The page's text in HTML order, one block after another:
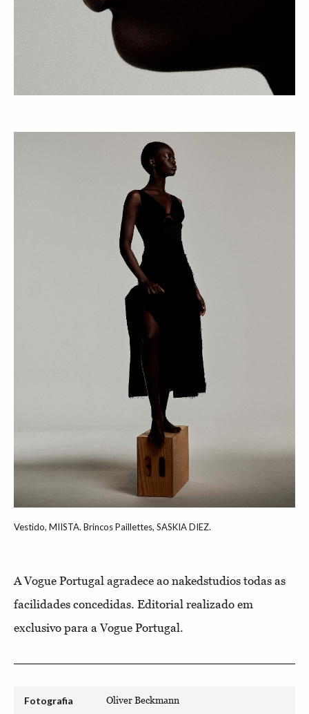
Vestido, MIISTA. Brincos Paillettes, SASKIA DIEZ.
A Vogue Portugal agradece ao nakedstudios todas as
facilidades concedidas. Editorial realizado em
exclusivo para a Vogue Portugal.
Fotografia Oliver Beckmann